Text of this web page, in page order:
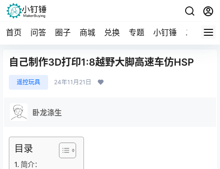
首页 问答 圈子 商城 兑换 专题 小钉锤 二手 导
自己制作3D打印1:8越野大脚高速车仿HSP
遥控玩具 24年11月21日
卧龙涤生
目录
简介：